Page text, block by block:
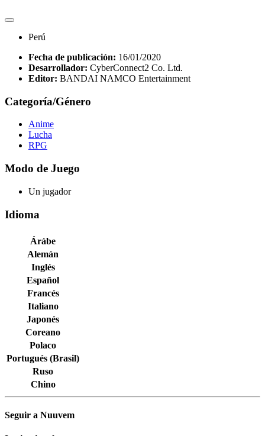
Perú
Fecha de publicación: 16/01/2020
Desarrollador: CyberConnect2 Co. Ltd.
Editor: BANDAI NAMCO Entertainment
Categoría/Género
Anime
Lucha
RPG
Modo de Juego
Un jugador
Idioma
Árábe
Alemán
Inglés
Español
Francés
Italiano
Japonés
Coreano
Polaco
Portugués (Brasil)
Ruso
Chino
Seguir a Nuuvem